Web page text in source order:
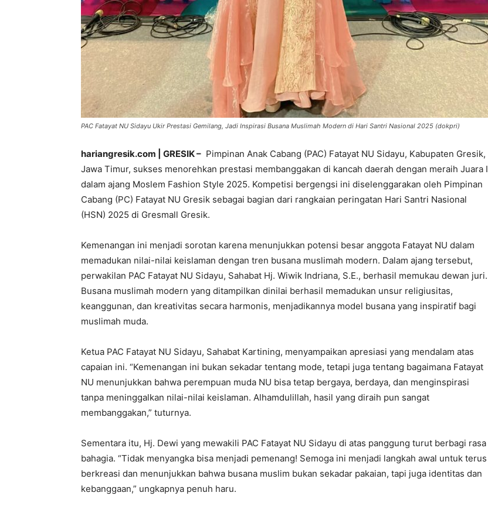
PAC Fatayat NU Sidayu Ukir Prestasi Gemilang, Jadi Inspirasi Busana Muslimah Modern di Hari Santri Nasional 2025 (dokpri)
hariangresik.com | GRESIK – Pimpinan Anak Cabang (PAC) Fatayat NU Sidayu, Kabupaten Gresik,
Jawa Timur, sukses menorehkan prestasi membanggakan di kancah daerah dengan meraih Juara I
dalam ajang Moslem Fashion Style 2025. Kompetisi bergengsi ini diselenggarakan oleh Pimpinan
Cabang (PC) Fatayat NU Gresik sebagai bagian dari rangkaian peringatan Hari Santri Nasional
(HSN) 2025 di Gresmall Gresik.
Kemenangan ini menjadi sorotan karena menunjukkan potensi besar anggota Fatayat NU dalam
memadukan nilai-nilai keislaman dengan tren busana muslimah modern. Dalam ajang tersebut,
perwakilan PAC Fatayat NU Sidayu, Sahabat Hj. Wiwik Indriana, S.E., berhasil memukau dewan juri.
Busana muslimah modern yang ditampilkan dinilai berhasil memadukan unsur religiusitas,
keanggunan, dan kreativitas secara harmonis, menjadikannya model busana yang inspiratif bagi
muslimah muda.
Ketua PAC Fatayat NU Sidayu, Sahabat Kartining, menyampaikan apresiasi yang mendalam atas
capaian ini. “Kemenangan ini bukan sekadar tentang mode, tetapi juga tentang bagaimana Fatayat
NU menunjukkan bahwa perempuan muda NU bisa tetap bergaya, berdaya, dan menginspirasi
tanpa meninggalkan nilai-nilai keislaman. Alhamdulillah, hasil yang diraih pun sangat
membanggakan,” tuturnya.
Sementara itu, Hj. Dewi yang mewakili PAC Fatayat NU Sidayu di atas panggung turut berbagi rasa
bahagia. “Tidak menyangka bisa menjadi pemenang! Semoga ini menjadi langkah awal untuk terus
berkreasi dan menunjukkan bahwa busana muslim bukan sekadar pakaian, tapi juga identitas dan
kebanggaan,” ungkapnya penuh haru.